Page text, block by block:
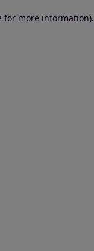
for more information).